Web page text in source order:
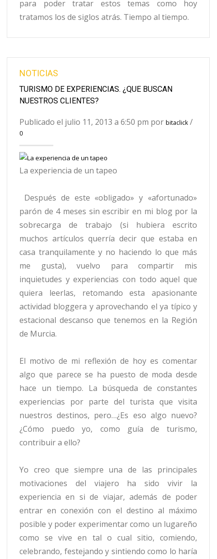
para poder tratar estos temas como hoy
tratamos los de siglos atrás. Tiempo al tiempo.
NOTICIAS
TURISMO DE EXPERIENCIAS. ¿QUE BUSCAN
NUESTROS CLIENTES?
Publicado el julio 11, 2013 a 6:50 pm por bitaclick /
0
La experiencia de un tapeo
Después de este «obligado» y «afortunado»
parón de 4 meses sin escribir en mi blog por la
sobrecarga de trabajo (si hubiera escrito
muchos artículos querría decir que estaba en
casa tranquilamente y no haciendo lo que más
me gusta), vuelvo para compartir mis
inquietudes y experiencias con todo aquel que
quiera leerlas, retomando esta apasionante
actividad bloggera y aprovechando el ya típico y
estacional descanso que tenemos en la Región
de Murcia.
El motivo de mi reflexión de hoy es comentar
algo que parece se ha puesto de moda desde
hace un tiempo. La búsqueda de constantes
experiencias por parte del turista que visita
nuestros destinos, pero…¿Es eso algo nuevo?
¿Cómo puedo yo, como guía de turismo,
contribuir a ello?
Yo creo que siempre una de las principales
motivaciones del viajero ha sido vivir la
experiencia en si de viajar, además de poder
entrar en conexión con el destino al máximo
posible y poder experimentar como un lugareño
como se vive en tal o cual sitio, comiendo,
celebrando, festejando y sintiendo como lo haría